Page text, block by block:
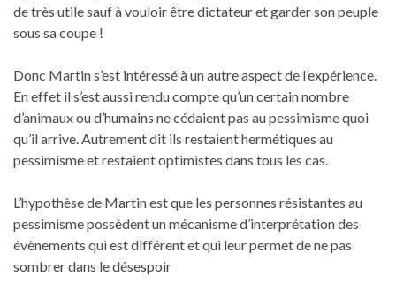
de très utile sauf à vouloir être dictateur et garder son peuple
sous sa coupe !
Donc Martin s’est intéressé à un autre aspect de l’expérience.
En effet il s’est aussi rendu compte qu’un certain nombre
d’animaux ou d’humains ne cédaient pas au pessimisme quoi
qu’il arrive. Autrement dit ils restaient hermétiques au
pessimisme et restaient optimistes dans tous les cas.
L’hypothèse de Martin est que les personnes résistantes au
pessimisme possèdent un mécanisme d’interprétation des
évènements qui est différent et qui leur permet de ne pas
sombrer dans le désespoir